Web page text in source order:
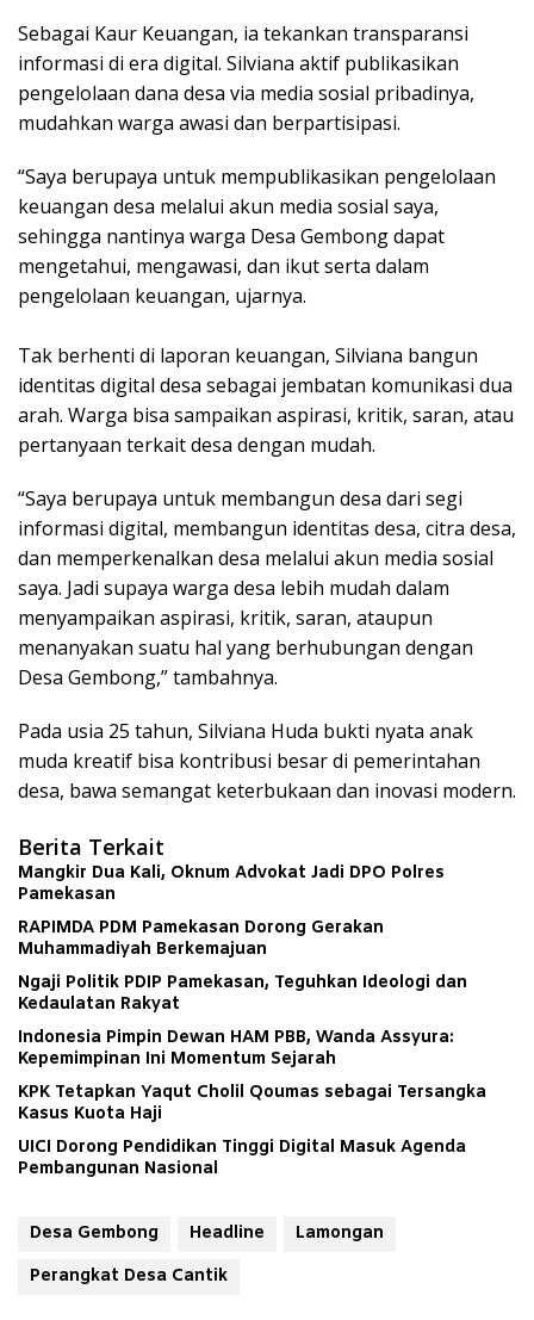
Sebagai Kaur Keuangan, ia tekankan transparansi
informasi di era digital. Silviana aktif publikasikan
pengelolaan dana desa via media sosial pribadinya,
mudahkan warga awasi dan berpartisipasi.
“Saya berupaya untuk mempublikasikan pengelolaan
keuangan desa melalui akun media sosial saya,
sehingga nantinya warga Desa Gembong dapat
mengetahui, mengawasi, dan ikut serta dalam
pengelolaan keuangan, ujarnya.
Tak berhenti di laporan keuangan, Silviana bangun
identitas digital desa sebagai jembatan komunikasi dua
arah. Warga bisa sampaikan aspirasi, kritik, saran, atau
pertanyaan terkait desa dengan mudah.
“Saya berupaya untuk membangun desa dari segi
informasi digital, membangun identitas desa, citra desa,
dan memperkenalkan desa melalui akun media sosial
saya. Jadi supaya warga desa lebih mudah dalam
menyampaikan aspirasi, kritik, saran, ataupun
menanyakan suatu hal yang berhubungan dengan
Desa Gembong,” tambahnya.
Pada usia 25 tahun, Silviana Huda bukti nyata anak
muda kreatif bisa kontribusi besar di pemerintahan
desa, bawa semangat keterbukaan dan inovasi modern.
Berita Terkait
Mangkir Dua Kali, Oknum Advokat Jadi DPO Polres
Pamekasan
RAPIMDA PDM Pamekasan Dorong Gerakan
Muhammadiyah Berkemajuan
Ngaji Politik PDIP Pamekasan, Teguhkan Ideologi dan
Kedaulatan Rakyat
Indonesia Pimpin Dewan HAM PBB, Wanda Assyura:
Kepemimpinan Ini Momentum Sejarah
KPK Tetapkan Yaqut Cholil Qoumas sebagai Tersangka
Kasus Kuota Haji
UICI Dorong Pendidikan Tinggi Digital Masuk Agenda
Pembangunan Nasional
Desa Gembong Headline
Lamongan
Perangkat Desa Cantik